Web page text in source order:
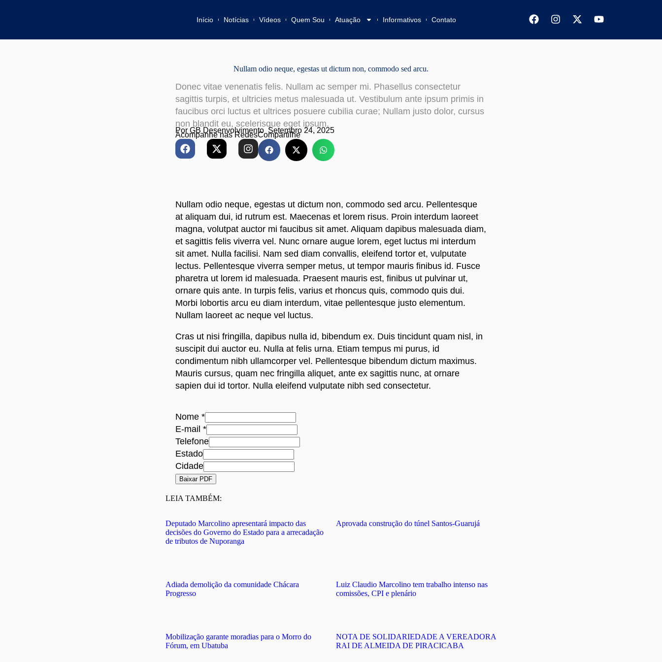
Início Notícias Vídeos Quem Sou Atuação Informativos Contato
Nullam odio neque, egestas ut dictum non, commodo sed arcu.
Donec vitae venenatis felis. Nullam ac semper mi. Phasellus consectetur
sagittis turpis, et ultricies metus malesuada ut. Vestibulum ante ipsum primis in
faucibus orci luctus et ultrices posuere cubilia curae; Nullam justo dolor, cursus
non blandit eu, scelerisque eget ipsum.
Por GB Desenvolvimento Setembro 24, 2025
Acompanhe nas RedesCompartilhe
Nullam odio neque, egestas ut dictum non, commodo sed arcu. Pellentesque
at aliquam dui, id rutrum est. Maecenas et lorem risus. Proin interdum laoreet
magna, volutpat auctor mi faucibus sit amet. Aliquam dapibus malesuada diam,
et sagittis felis viverra vel. Nunc ornare augue lorem, eget luctus mi interdum
sit amet. Nulla facilisi. Nam sed diam convallis, eleifend tortor et, vulputate
lectus. Pellentesque viverra semper metus, ut tempor mauris finibus id. Fusce
pharetra ut lorem id malesuada. Praesent mauris est, finibus ut pulvinar ut,
ornare quis ante. In turpis felis, varius et rhoncus quis, commodo quis dui.
Morbi lobortis arcu eu diam interdum, vitae pellentesque justo elementum.
Nullam laoreet ac neque vel luctus.
Cras ut nisi fringilla, dapibus nulla id, bibendum ex. Duis tincidunt quam nisl, in
suscipit dui auctor eu. Nulla at felis urna. Etiam tempus mi purus, id
condimentum nibh ullamcorper vel. Pellentesque bibendum dictum maximus.
Mauris cursus, quam nec fringilla aliquet, ante ex sagittis nunc, at ornare
sapien dui id tortor. Nulla eleifend vulputate nibh sed consectetur.
Nome *
Estado
E-
mail
Cidade
E-mail *
Telefone
Estado
Cidade
Baixar PDF
LEIA TAMBÉM:
Deputado Marcolino apresentará impacto das
decisões do Governo do Estado para a arrecadação
de tributos de Nuporanga
Aprovada construção do túnel Santos-Guarujá
Adiada demolição da comunidade Chácara
Progresso
Luiz Claudio Marcolino tem trabalho intenso nas
comissões, CPI e plenário
Mobilização garante moradias para o Morro do
Fórum, em Ubatuba
NOTA DE SOLIDARIEDADE A VEREADORA
RAI DE ALMEIDA DE PIRACICABA